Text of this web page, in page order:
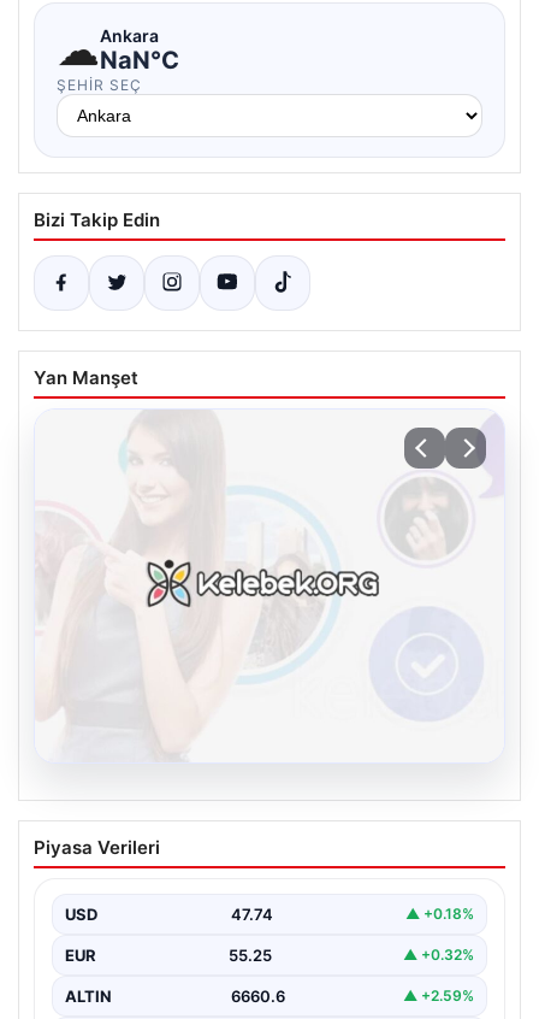
☁Ankara
NaN°C
ŞEHIR SEÇ
Bizi Takip Edin
Yan Manşet
Kelebek.Org İle Dijital İletişimin Seviyeli
Adresi Ve Chat Deneyimi
iletişim oluşturması büyük bir hassasiyet taşımaktadır.
Günümüzde birçok…
Piyasa Verileri
USD 47.74 ▲ +0.18%
EUR 55.25 ▲ +0.32%
ALTIN 6660.6 ▲ +2.59%